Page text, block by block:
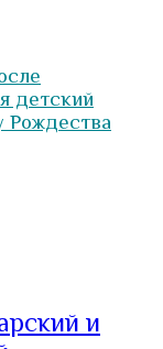
детский
Рождества
и